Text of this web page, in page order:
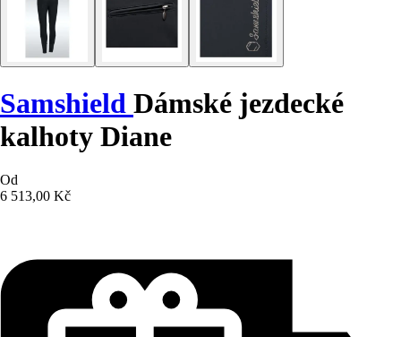
Samshield Dámské jezdecké
kalhoty Diane
Od
6 513,00 Kč